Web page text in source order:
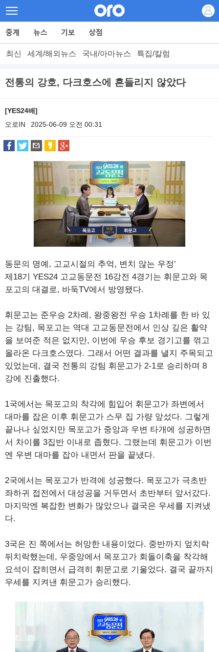
최신 세계/해외뉴스 국내/아마뉴스 특집/칼럼
전통의 강호, 다크호스에 흔들리지 않았다
[YES24배]
오로IN
2025-06-09 오전 00:31
동문의 명예, 고교시절의 추억, 변치 않는 우정’
제18기 YES24 고교동문전 16강전 4경기는 휘문고와 목
포고의 대결로, 바둑TV에서 방영됐다.
휘문고는 준우승 2차례, 왕중왕전 우승 1차례를 한 바 있
는 강팀, 목포고는 역대 고교동문전에서 인상 깊은 활약
을 보여준 적은 없지만, 이번에 우승 후보 경기고를 꺾고
올라온 다크호스였다. 그래서 어떤 결과를 낼지 주목되고
있었는데, 결국 전통의 강팀 휘문고가 2-1로 승리하며 8
강에 진출했다.
1국에서는 목포고의 착각에 힘입어 휘문고가 좌변에서
대마를 잡은 이후 휘문고가 스무 집 가량 앞섰다. 그렇게
끝나나 싶었지만 목포고가 중앙과 우변 타개에 성공하면
서 차이를 3집반 이내로 좁혔다. 그랬는데 휘문고가 이번
엔 우변 대마를 잡아 내면서 판을 끝냈다.
2국에서는 목포고가 반격에 성공했다. 목포고가 극초반
좌하귀 접전에서 대성공을 거두면서 초반부터 앞서갔다.
마지막엔 복잡한 변화가 많았으나 결국은 우세를 지켜냈
다.
3국은 진 쪽에서는 허망한 내용이었다. 중반까지 엎치락
뒤치락했는데, 우중앙에서 목포고가 회돌이축을 착각해
요석이 잡히면서 급격히 휘문고로 기울었다. 결국 끝까지
우세를 지켜낸 휘문고가 승리했다.